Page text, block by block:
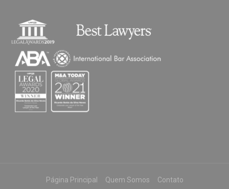
Página Principal Quem Somos Contato